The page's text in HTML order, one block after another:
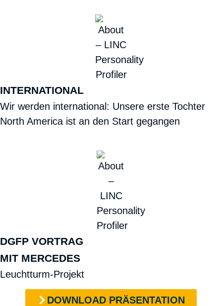
INTERNATIONAL
Wir werden international: Unsere erste Tochter
North America ist an den Start gegangen
DGFP VORTRAG
MIT MERCEDES
Leuchtturm-Projekt
DOWNLOAD PRÄSENTATION